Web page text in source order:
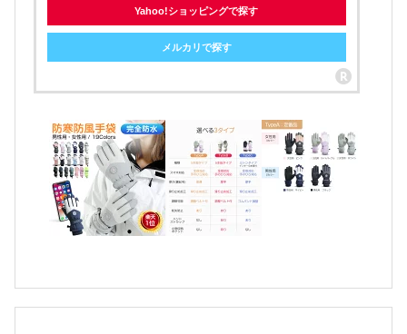
Yahoo!ショッピングで探す
メルカリで探す